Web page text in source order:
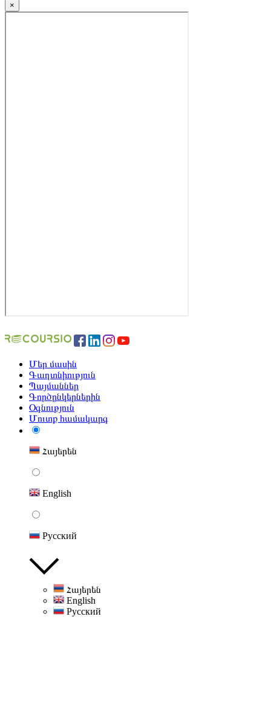
×
Մեր մասին
Գաղտնիություն
Պայմաններ
Գործընկերներին
Օգնություն
Մուտք համակարգ
Հայերեն
English
Русский
Հայերեն
English
Русский